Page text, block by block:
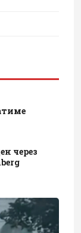
через